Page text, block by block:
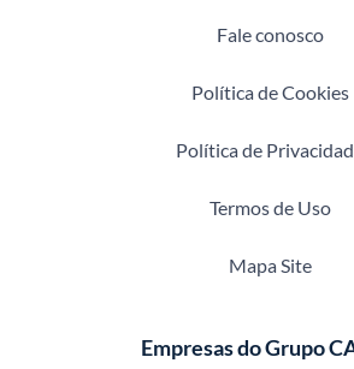
Fale conosco
Política de Cookies
Política de
Termos de Uso
Mapa Site
Empresas do Grupo